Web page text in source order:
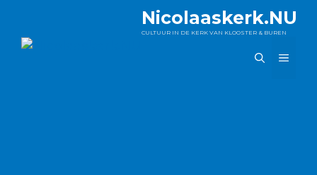
Nicolaaskerk.NU
CULTUUR IN DE KERK VAN KLOOSTER & BUREN